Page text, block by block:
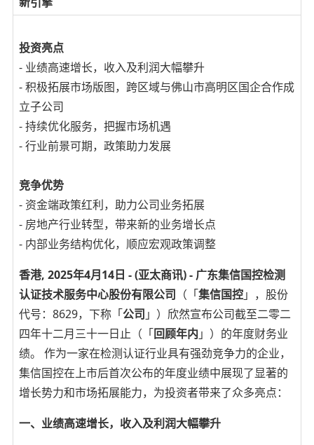
投资亮点
- 业绩高速增长，收入及利润大幅攀升
- 积极拓展市场版图，跨区域与佛山市高明区国企合作成
立子公司
- 持续优化服务，把握市场机遇
- 行业前景可期，政策助力发展
竞争优势
- 资金端政策红利，助力公司业务拓展
- 房地产行业转型，带来新的业务增长点
- 内部业务结构优化，顺应宏观政策调整
香港, 2025年4月14日 - (亚太商讯) - 广东集信国控检测
认证技术服务中心股份有限公司 （「集信国控」，股份
代号：8629，下称「公司 」）欣然宣布公司截至二零二
四年十二月三十一日止（「回顾年内 」）的年度财务业
绩。 作为一家在检测认证行业具有强劲竞争力的企业，
集信国控在上市后首次公布的年度业绩中展现了显著的
增长势力和市场拓展能力，为投资者带来了众多亮点：
一、业绩高速增长，收入及利润大幅攀升